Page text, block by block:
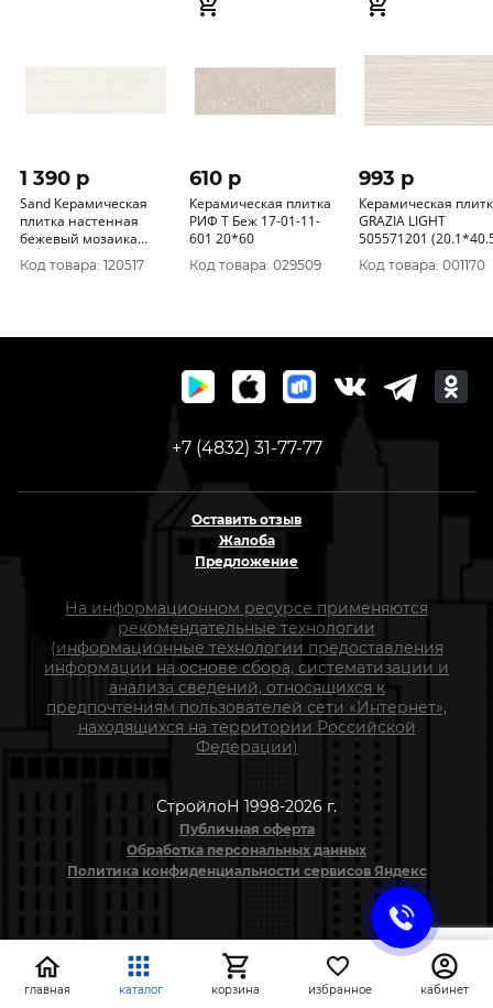
1 390 p
Sand Керамическая
плитка настенная
бежевый мозаика
60106 20х60
Код товара: 120517
610 p
Керамическая плитка
РИФ Т Беж 17-01-11-
601 20*60
Код товара: 029509
993 p
Керамическая
GRAZIA LIGHT
505571201
Код товара: 001170
+7 (4832) 31-77-77
Оставить отзыв
Жалоба
Предложение
На информационном ресурсе применяются
рекомендательные технологии
(информационные технологии предоставления
информации на основе сбора, систематизации и
анализа сведений, относящихся к
предпочтениям пользователей сети «Интернет»,
находящихся на территории Российской
Федерации)
СтройлоН 1998-2026 г.
Публичная оферта
Обработка персональных данных
Политика конфиденциальности сервисов Яндекс
главная каталог корзина избранное кабинет